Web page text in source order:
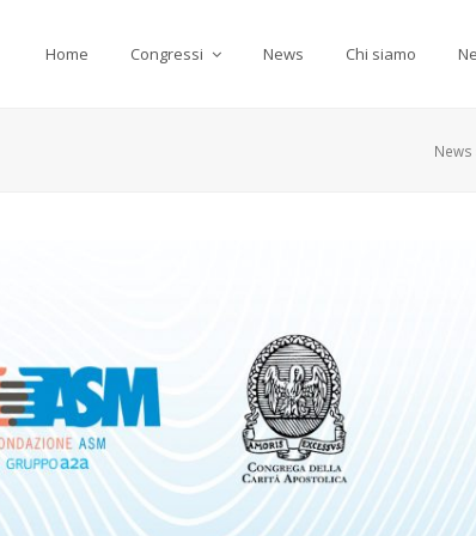
Home Congressi News Chi siamo
News